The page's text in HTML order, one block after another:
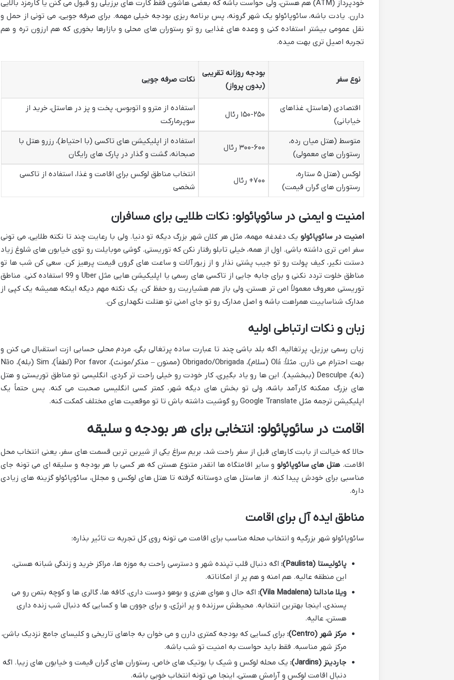
خودپرداز (ATM) هم هستن، ولی حواست باشه که بعضی هاشون فقط کارت های برزیلی رو قبول می کنن یا کارمزد بالایی
دارن. یادت باشه، سائوپائولو یک شهر گرونه، پس برنامه ریزی بودجه خیلی مهمه. برای صرفه جویی، می تونی از حمل و
نقل عمومی بیشتر استفاده کنی و وعده های غذایی رو تو رستوران های محلی و بازارها بخوری که هم ارزون تره و هم
تجربه اصیل تری بهت میده.
نوع سفر
بودجه روزانه تقریبی
(بدون پرواز)
نکات صرفه جویی
اقتصادی (هاستل، غذاهای
خیابانی)
۱۵۰-۲۵۰ رئال
استفاده از مترو و اتوبوس، پخت و پز در هاستل، خرید از
سوپرمارکت
متوسط (هتل میان رده،
رستوران های معمولی)
۳۰۰-۶۰۰ رئال
استفاده از اپلیکیشن های تاکسی (با احتیاط)، رزرو هتل با
صبحانه، گشت و گذار در پارک های رایگان
لوکس (هتل ۵ ستاره،
رستوران های گران قیمت)
۷۰۰+ رئال
انتخاب مناطق لوکس برای اقامت و غذا، استفاده از تاکسی
شخصی
امنیت و ایمنی در سائوپائولو: نکات طلایی برای مسافران
امنیت در سائوپائولو یک دغدغه مهمه، مثل هر کلان شهر بزرگ دیگه تو دنیا. ولی با رعایت چند تا نکته طلایی، می تونی
سفر امن تری داشته باشی. اول از همه، خیلی تابلو رفتار نکن که توریستی. گوشی موبایلت رو توی خیابون های شلوغ زیاد
دستت نگیر، کیف پولت رو تو جیب پشتی نذار و از زیورآلات و ساعت های گرون قیمت پرهیز کن. سعی کن شب ها تو
مناطق خلوت تردد نکنی و برای جابه جایی از تاکسی های رسمی یا اپلیکیشن هایی مثل Uber و 99 استفاده کنی. مناطق
توریستی معروف معمولاً امن تر هستن، ولی باز هم هشیاریت رو حفظ کن. یک نکته مهم دیگه اینکه همیشه یک کپی از
مدارک شناساییت همراهت باشه و اصل مدارک رو تو جای امنی تو هتلت نگهداری کن.
زبان و نکات ارتباطی اولیه
زبان رسمی برزیل، پرتغالیه. اگه بلد باشی چند تا عبارت ساده پرتغالی بگی، مردم محلی حسابی ازت استقبال می کنن و
بهت احترام می ذارن. مثلاً: Olá (سلام)، Obrigado/Obrigada (ممنون – مذکر/مونث)، Por favor (لطفاً)، Sim (بله)، Não
(نه)، Desculpe (ببخشید). این ها رو یاد بگیری، کار خودت رو خیلی راحت تر کردی. انگلیسی تو مناطق توریستی و هتل
های بزرگ ممکنه کارآمد باشه، ولی تو بخش های دیگه شهر، کمتر کسی انگلیسی صحبت می کنه. پس حتماً یک
اپلیکیشن ترجمه مثل Google Translate رو گوشیت داشته باش تا تو موقعیت های مختلف کمکت کنه.
اقامت در سائوپائولو: انتخابی برای هر بودجه و سلیقه
حالا که خیالت از بابت کارهای قبل از سفر راحت شد، بریم سراغ یکی از شیرین ترین قسمت های سفر، یعنی انتخاب محل
اقامت. هتل های سائوپائولو و سایر اقامتگاه ها انقدر متنوع هستن که هر کسی با هر بودجه و سلیقه ای می تونه جای
مناسبی برای خودش پیدا کنه. از هاستل های دوستانه گرفته تا هتل های لوکس و مجلل، سائوپائولو گزینه های زیادی
داره.
مناطق ایده آل برای اقامت
سائوپائولو شهر بزرگیه و انتخاب محله مناسب برای اقامت می تونه روی کل تجربه ت تاثیر بذاره:
پائولیستا (Paulista):
اگه دنبال قلب تپنده شهر و دسترسی راحت به موزه ها، مراکز خرید و زندگی شبانه هستی،
این منطقه عالیه. هم امنه و هم پر از امکاناته.
ویلا مادالنا (Vila Madalena):
اگه حال و هوای هنری و بوهو دوست داری، کافه ها، گالری ها و کوچه بتمن رو می
پسندی، اینجا بهترین انتخابه. محیطش سرزنده و پر انرژی، و برای جوون ها و کسایی که دنبال شب زنده داری
هستن، عالیه.
مرکز شهر (Centro):
برای کسایی که بودجه کمتری دارن و می خوان به جاهای تاریخی و کلیسای جامع نزدیک باشن،
مرکز شهر مناسبه. فقط باید حواست به امنیت تو شب باشه.
جاردینز (Jardins):
یک محله لوکس و شیک با بوتیک های خاص، رستوران های گران قیمت و خیابون های زیبا. اگه
دنبال اقامت لوکس و آرامش هستی، اینجا می تونه انتخاب خوبی باشه.